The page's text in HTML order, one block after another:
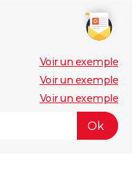
Voir un exemple
Voir un exemple
Voir un exemple